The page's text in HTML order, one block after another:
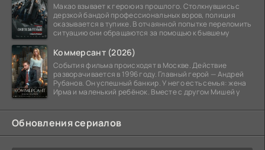
Макао взывает к герою из прошлого. Столкнувшись с
дерзкой бандой профессиональных воров, полиция
оказывается в тупике. В отчаянной попытке переломить
ситуацию они обращаются за помощью к бывшему
Коммерсант (2026)
События фильма происходят в Москве. Действие
разворачивается в 1996 году. Главный герой — Андрей
Рубанов. Он успешный банкир. У него есть семья: жена
Ирма и маленький ребёнок. Вместе с другом Мишей у
Обновления сериалов